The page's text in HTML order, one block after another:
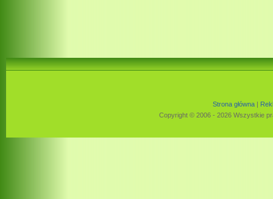
Strona główna|
Copyright © 2006 - 2026 Wszystkie